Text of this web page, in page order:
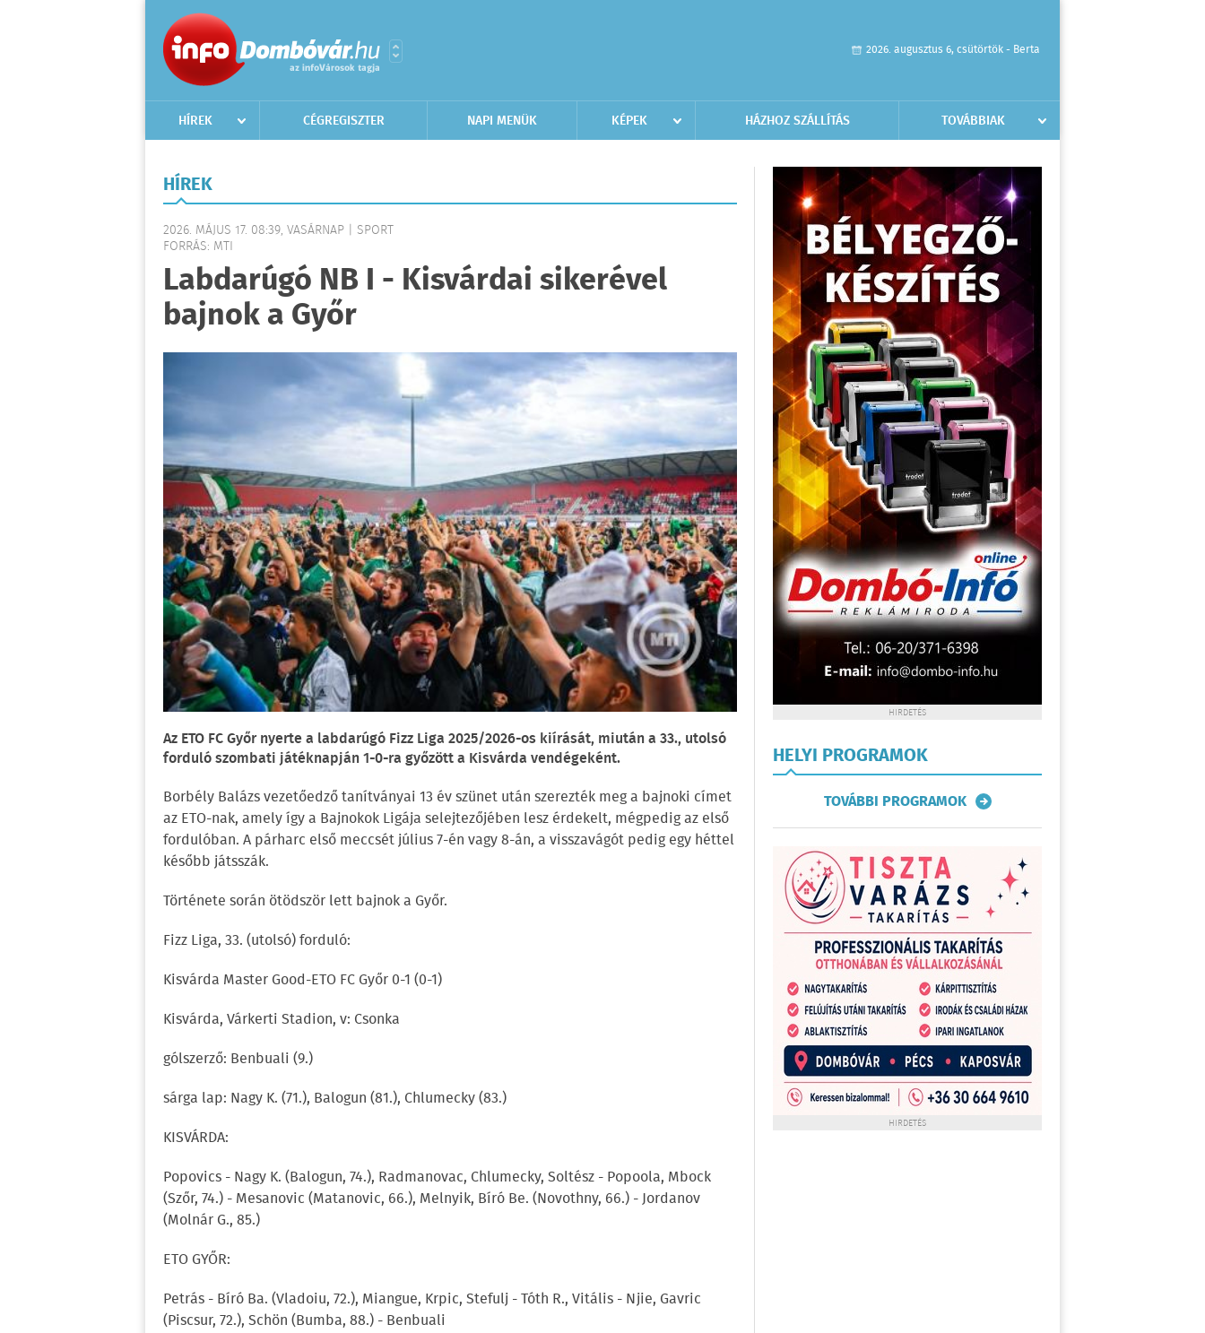
2026. augusztus 6, csütörtök - Berta
HÍREK CÉGREGISZTER NAPI MENÜK KÉPEK HÁZHOZ SZÁLLÍTÁS TOVÁBBIAK
HÍREK
2026. MÁJUS 17. 08:39, VASÁRNAP | SPORT
FORRÁS: MTI
Labdarúgó NB I - Kisvárdai sikerével
bajnok a Győr
Az ETO FC Győr nyerte a labdarúgó Fizz Liga 2025/2026-os kiírását, miután a 33., utolsó
forduló szombati játéknapján 1-0-ra győzött a Kisvárda vendégeként.
Borbély Balázs vezetőedző tanítványai 13 év szünet után szerezték meg a bajnoki címet
az ETO-nak, amely így a Bajnokok Ligája selejtezőjében lesz érdekelt, mégpedig az első
fordulóban. A párharc első meccsét július 7-én vagy 8-án, a visszavágót pedig egy héttel
később játsszák.
Története során ötödször lett bajnok a Győr.
Fizz Liga, 33. (utolsó) forduló:
Kisvárda Master Good-ETO FC Győr 0-1 (0-1)
Kisvárda, Várkerti Stadion, v: Csonka
gólszerző: Benbuali (9.)
sárga lap: Nagy K. (71.), Balogun (81.), Chlumecky (83.)
KISVÁRDA:
Popovics - Nagy K. (Balogun, 74.), Radmanovac, Chlumecky, Soltész - Popoola, Mbock
(Szőr, 74.) - Mesanovic (Matanovic, 66.), Melnyik, Bíró Be. (Novothny, 66.) - Jordanov
(Molnár G., 85.)
ETO GYŐR:
Petrás - Bíró Ba. (Vladoiu, 72.), Miangue, Krpic, Stefulj - Tóth R., Vitális - Njie, Gavric
(Piscsur, 72.), Schön (Bumba, 88.) - Benbuali
HIRDETÉS
HELYI PROGRAMOK
TOVÁBBI PROGRAMOK
HIRDETÉS